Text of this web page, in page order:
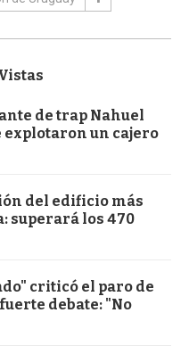
de trap Nahuel
explotaron un cajero
del edificio más
superará los 470
criticó el paro de
debate: "No